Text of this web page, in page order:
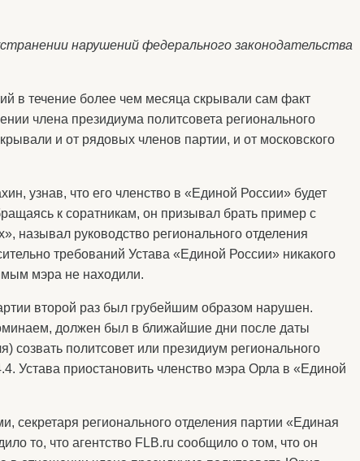
нарушений федерального законодательства
в течение более чем месяца скрывали сам факт
члена президиума политсовета регионального
и от рядовых членов партии, и от московского
узнав, что его членство в «Единой России» будет
к соратникам, он призывал брать пример с
называл руководство регионального отделения
требований Устава «Единой России» никакого
мэра не находили.
второй раз был грубейшим образом нарушен.
должен был в ближайшие дни после даты
созвать политсовет или президиум регионального
Устава приостановить членство мэра Орла в «Единой
секретаря регионального отделения партии «Единая
то, что агентство FLB.ru сообщило о том, что он